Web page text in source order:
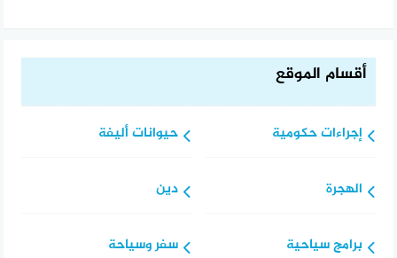
أقسام الموقع
إجراءات حكومية
الهجرة
برامج سياحية
حيوانات أليفة
دين
سفر وسياحة